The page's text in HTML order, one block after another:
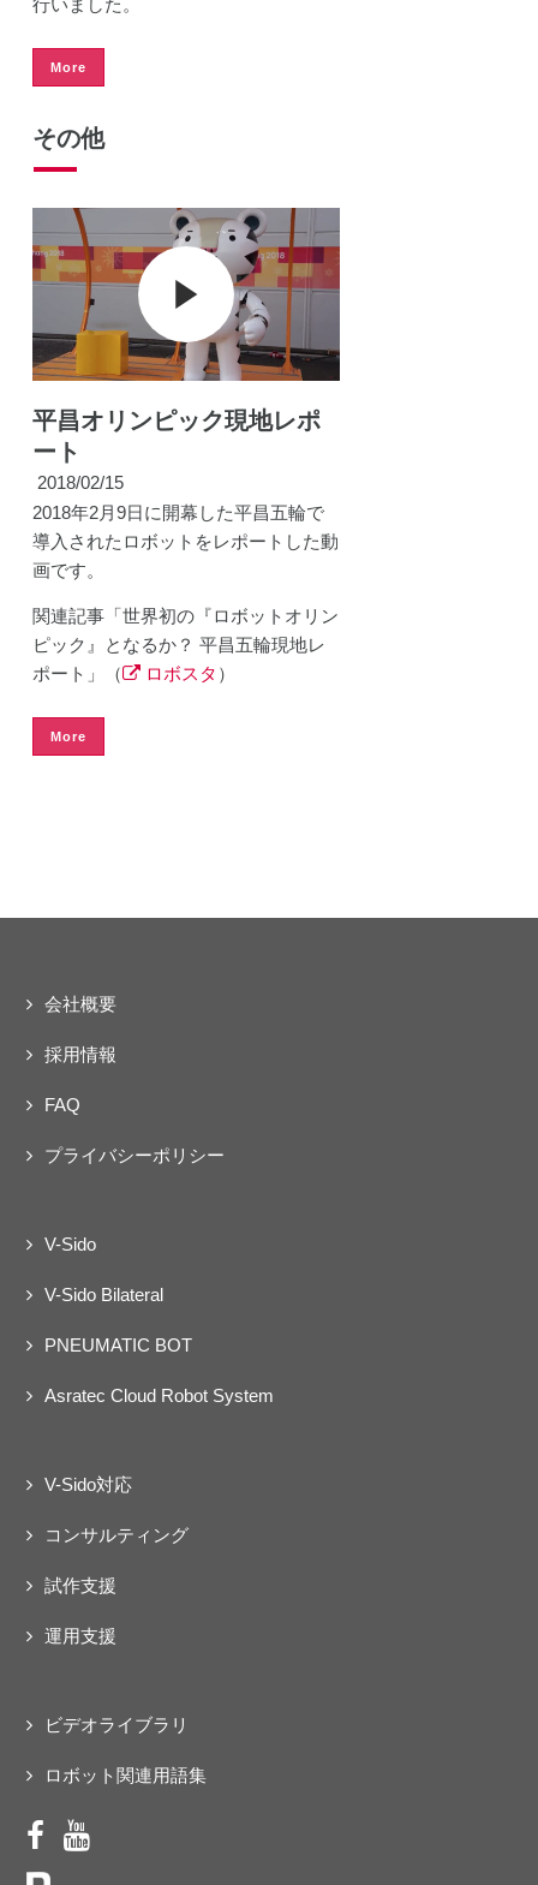
行いました。
More
その他
平昌オリンピック現地レポ
ート
2018/02/15
2018年2月9日に開幕した平昌五輪で
導入されたロボットをレポートした動
画です。
関連記事「世界初の『ロボットオリン
ピック』となるか？ 平昌五輪現地レ
ポート」（
ロボスタ ）
More
会社概要
採用情報
FAQ
プライバシーポリシー
V-Sido
V-Sido Bilateral
PNEUMATIC BOT
Asratec Cloud Robot System
V-Sido対応
コンサルティング
試作支援
運用支援
ビデオライブラリ
ロボット関連用語集